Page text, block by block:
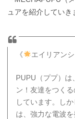
ュアを紹介していき
《 エイリアン
PUPU（ププ）
ン！友達をつく
しています。し
は、強力な電波